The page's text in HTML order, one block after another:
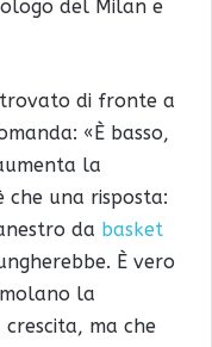
del Milan e
trovato di fronte a
«È basso,
la
che una risposta:
da basket
È vero
la
ma che